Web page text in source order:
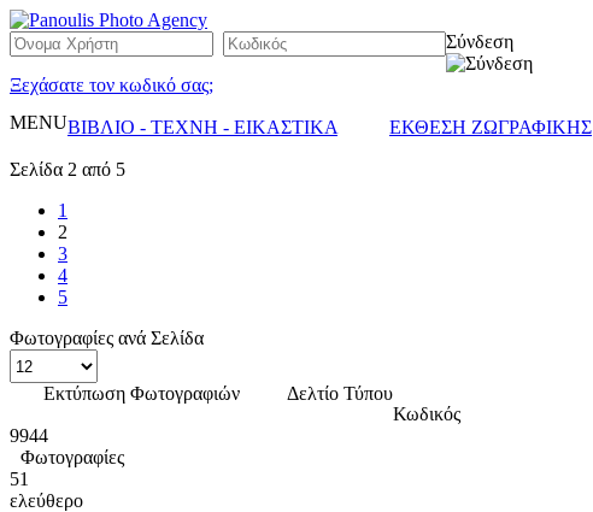
Σύνδεση
Ξεχάσατε τον κωδικό σας;
MENUΒΙΒΛΙΟ - ΤΕΧΝΗ - ΕΙΚΑΣΤΙΚΑ ΕΚΘΕΣΗ ΖΩΓΡΑΦΙΚΗΣ
Σελίδα 2 από 5
1
2
3
4
5
Φωτογραφίες ανά Σελίδα
Εκτύπωση Φωτογραφιών
Δελτίο Τύπου
Κωδικός
9944
Φωτογραφίες
51
ελεύθερο